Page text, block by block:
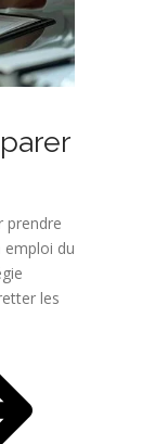
prendre
emploi du
les